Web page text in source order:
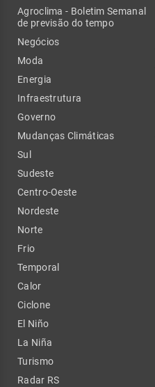
Agroclima - Boletim Semanal
de previsão do tempo
Negócios
Moda
Energia
Infraestrutura
Governo
Mudanças Climáticas
Sul
Sudeste
Centro-Oeste
Nordeste
Norte
Frio
Temporal
Calor
Ciclone
El Niño
La Niña
Turismo
Radar RS